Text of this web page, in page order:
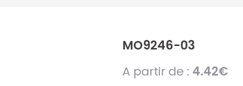
MO9246-03
A partir de : 4.42€